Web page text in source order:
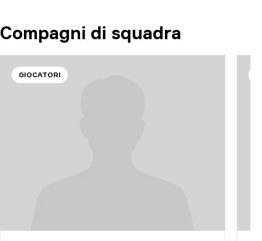
Compagni di squadra
GIOCATORI